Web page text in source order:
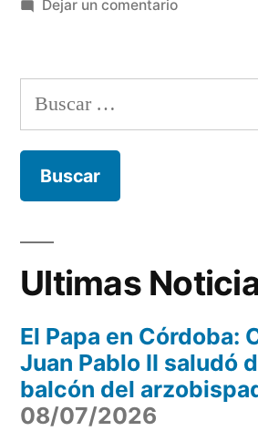
a
por
Dejar un comentarioen
Artesanías
Buscar:
Ultimas
El Papa en Córdoba:
Juan Pablo II saludó
balcón del
08/07/2026